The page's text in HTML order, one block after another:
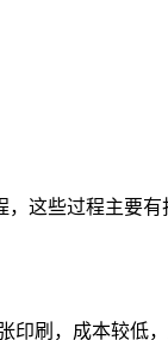
这些过程主要
印刷，成本较低